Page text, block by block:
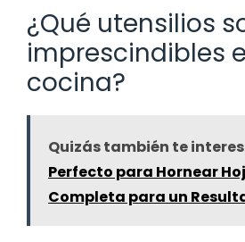
¿Qué utensilios
imprescindibles
cocina?
Quizás también te
Perfecto para Hornear
Completa para un